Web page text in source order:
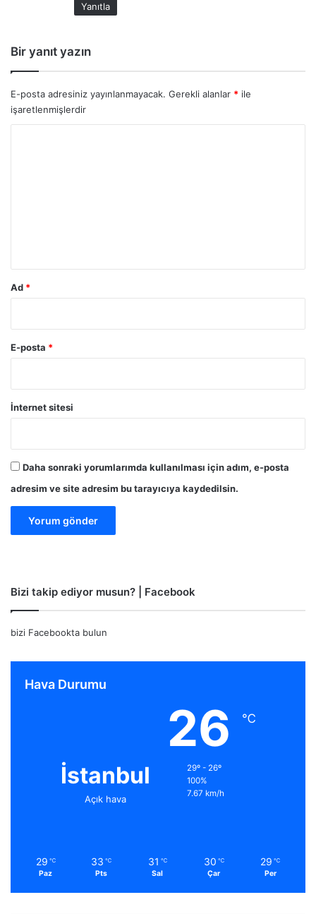
Yanıtla
Bir yanıt yazın
E-posta adresiniz yayınlanmayacak. Gerekli alanlar * ile
işaretlenmişlerdir
Ad *
E-posta *
İnternet sitesi
Daha sonraki yorumlarımda kullanılması için adım, e-posta
adresim ve site adresim bu tarayıcıya kaydedilsin.
Bizi takip ediyor musun? | Facebook
bizi Facebookta bulun
Hava Durumu
İstanbul
Açık hava
26 ℃
29º - 26º
100%
7.67 km/h
29 ℃
Paz
33 ℃
Pts
31 ℃
Sal
30 ℃
Çar
29 ℃
Per